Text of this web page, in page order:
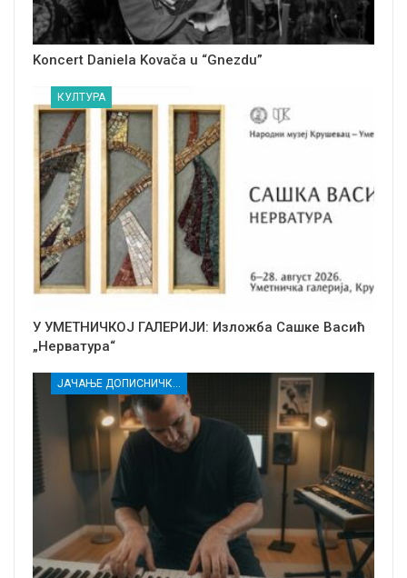
Koncert Daniela Kovača u “Gnezdu”
КУЛТУРА
У УМЕТНИЧКОЈ ГАЛЕРИЈИ: Изложба Сашке Васић
„Нерватура“
ЈАЧАЊЕ ДОПИСНИЧКЕ МРЕЖЕ НЕЗАВИСНИХ МЕДИЈА У РАСИНСКОМ ОКРУГУ